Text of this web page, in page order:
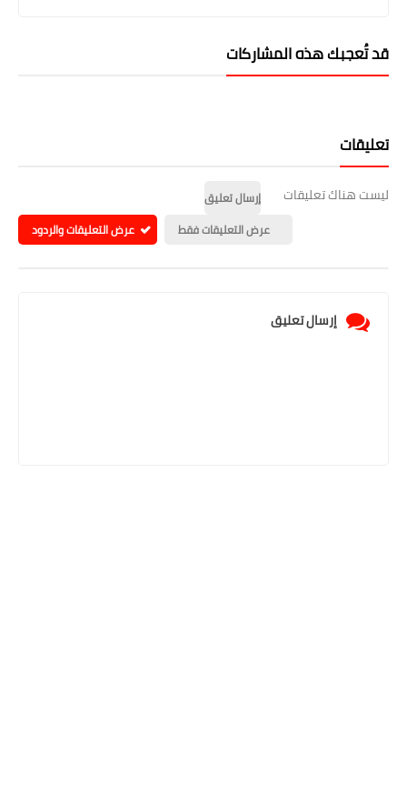
قد تُعجبك هذه المشاركات
تعليقات
ليست هناك تعليقات
إرسال تعليق
عرض التعليقات فقط
عرض التعليقات والردود
إرسال تعليق